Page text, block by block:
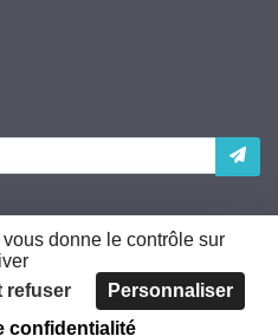
par
donne le contrôle sur
refuser
Personnaliser
confidentialité